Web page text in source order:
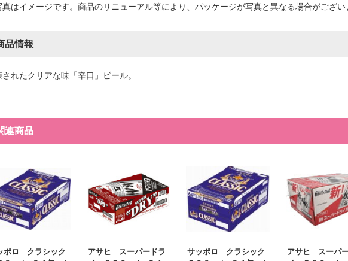
はイメージです。商品のリニューアル等により、パッケージが写真と異なる場合がござい
品情報
れたクリアな味「辛口」ビール。
連商品
ポロ クラシック
アサヒ スーパードラ
サッポロ クラシック
アサヒ スーパ